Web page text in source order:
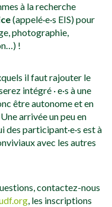
à la recherche
(appelé·e·s EIS) pour
photographie,
!
il faut rajouter le
intégré · e·s à une
être autonome et en
arrivée un peu en
des participant·e·s est à
avec les autres
contactez-nous
, les inscriptions